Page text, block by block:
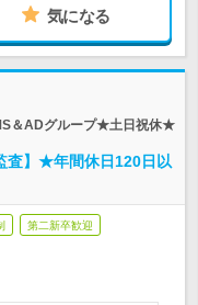
気になる
＆ADグループ★土日祝休★
査】★年間休日120日以
第二新卒歓迎